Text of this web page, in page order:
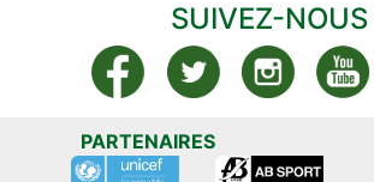
SUIVEZ-NOUS
PARTENAIRES